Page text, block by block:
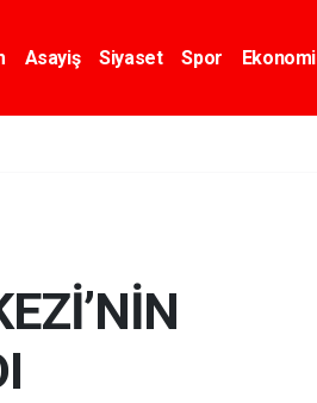
Asayiş Siyaset Spor Ekonomi